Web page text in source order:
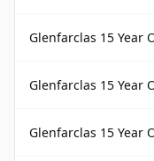
Glenfarclas 15 Year
Glenfarclas 15 Year
Glenfarclas 15 Year